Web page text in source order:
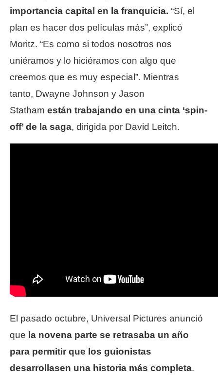
importancia capital en la franquicia. “Sí, el
plan es hacer dos películas más”, explicó
Moritz. “Es como si todos nosotros nos
uniéramos y lo hiciéramos con algo que
creemos que es muy especial”. Mientras
tanto, Dwayne Johnson y Jason
Statham están trabajando en una cinta ‘spin-
off’ de la saga, dirigida por David Leitch.
El pasado octubre, Universal Pictures anunció
que la novena parte se retrasaba un año
para permitir que los guionistas
desarrollasen una historia más completa.